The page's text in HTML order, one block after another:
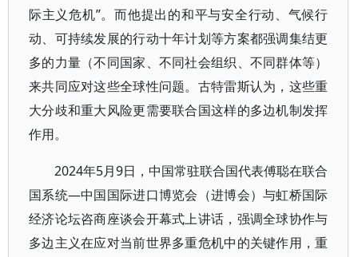
际主义危机”。而他提出的和平与安全行动、气候行
动、可持续发展的行动十年计划等方案都强调集结更
多的力量（不同国家、不同社会组织、不同群体等）
来共同应对这些全球性问题。古特雷斯认为，这些重
大分歧和重大风险更需要联合国这样的多边机制发挥
作用。
2024年5月9日，中国常驻联合国代表傅聪在联合
国系统—中国国际进口博览会（进博会）与虹桥国际
经济论坛咨商座谈会开幕式上讲话，强调全球协作与
多边主义在应对当前世界多重危机中的关键作用，重